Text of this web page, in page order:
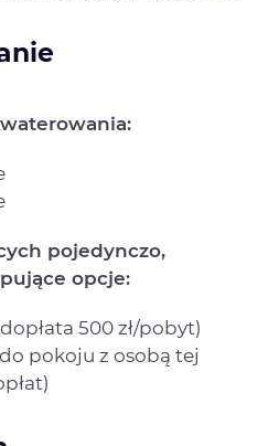
pojedynczo,
opcje:
500 zł/pobyt)
pokoju z osobą tej